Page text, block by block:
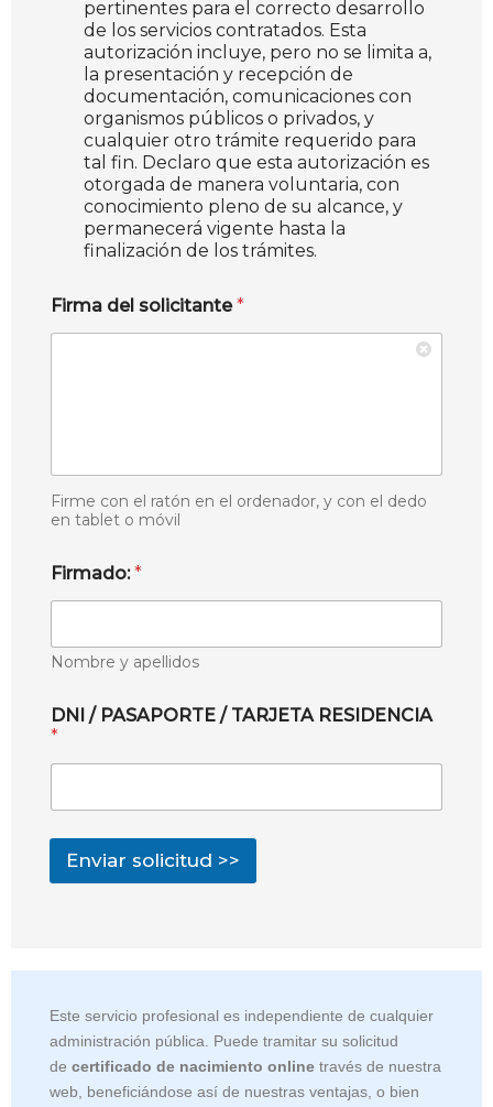
pertinentes para el correcto desarrollo
de los servicios contratados. Esta
autorización incluye, pero no se limita a,
la presentación y recepción de
documentación, comunicaciones con
organismos públicos o privados, y
cualquier otro trámite requerido para
tal fin. Declaro que esta autorización es
otorgada de manera voluntaria, con
conocimiento pleno de su alcance, y
permanecerá vigente hasta la
finalización de los trámites.
Firma del solicitante*
Firme con el ratón en el ordenador, y con el dedo
en tablet o móvil
Firmado:*
Nombre y apellidos
DNI / PASAPORTE / TARJETA RESIDENCIA
*
Enviar solicitud >>
Este servicio profesional es independiente de cualquier
administración pública. Puede tramitar su solicitud
de certificado de nacimiento online través de nuestra
web, beneficiándose así de nuestras ventajas, o bien